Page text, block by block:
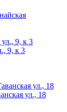
9, к 3
ул., 18